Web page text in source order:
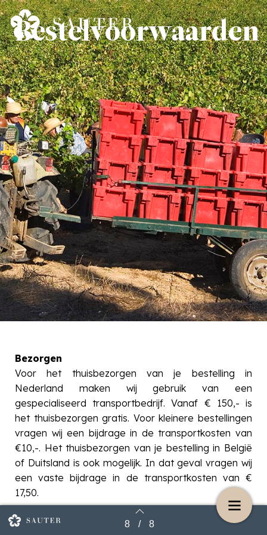
8 / 8
Bestelvoorwaarden
Bezorgen
Voor het thuisbezorgen van je bestelling in
Nederland maken wij gebruik van een
gespecialiseerd transportbedrijf. Vanaf € 150,- is
het thuisbezorgen gratis. Voor kleinere bestellingen
vragen wij een bijdrage in de transportkosten van
€10,-. Het thuisbezorgen van je bestelling in België
of Duitsland is ook mogelijk. In dat geval vragen wij
een vaste bijdrage in de transportkosten van €
17,50.
Afhalen